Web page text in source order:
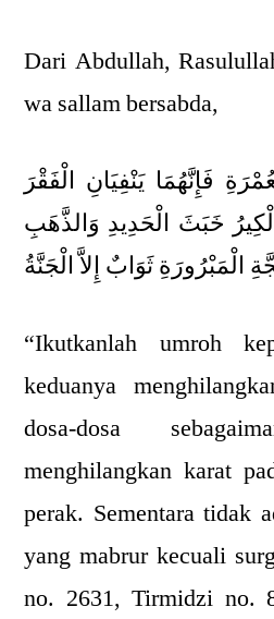
Dari Abdullah,
wa sallam bersabda,
فَإِنَّهُمَا يَنْفِيَانِ الْفَقْرَ
خَبَثَ الْحَدِيدِ وَالذَّهَبِ
الْمَبْرُورَةِ ثَوَابٌ إِلاَّ الْجَنَّةُ
“Ikutkanlah umroh
keduanya
dosa-dosa
menghilangkan karat
perak. Sementara tidak
yang mabrur kecuali
no. 2631, Tirmidzi no.